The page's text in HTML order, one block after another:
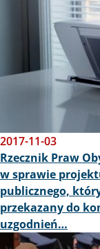
2017-11-03
Rzecznik Praw
w sprawie
publicznego,
przekazany do
uzgodnień…
Obraz